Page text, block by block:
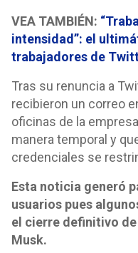
VEA TAMBIÉN:
intensidad”: el
trabajadores de
Tras su renuncia a
recibieron un correo
oficinas de la
manera temporal y
credenciales se
Esta noticia generó
usuarios pues
el cierre definitivo
Musk.